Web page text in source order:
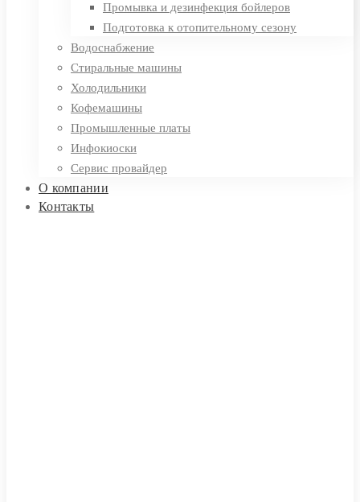
Промывка и дезинфекция бойлеров
Подготовка к отопительному сезону
Водоснабжение
Стиральные машины
Холодильники
Кофемашины
Промышленные платы
Инфокиоски
Сервис провайдер
О компании
Контакты